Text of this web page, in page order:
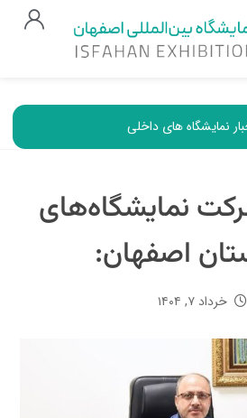
نمایشگاه های داخلی
نمایشگاه‌های
اصفهان:
خرداد ۷, ۱۴۰۴